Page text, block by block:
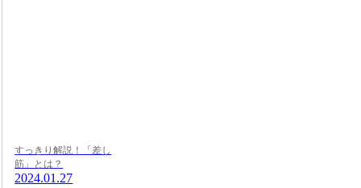
すっきり解説！「差し
筋」とは？
2024.01.27